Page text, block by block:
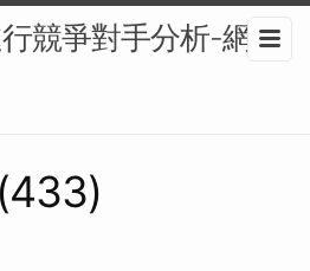
競爭對手分析-網路